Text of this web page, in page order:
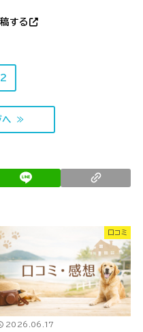
する
2
へ ≫
口コミ
2026.06.17